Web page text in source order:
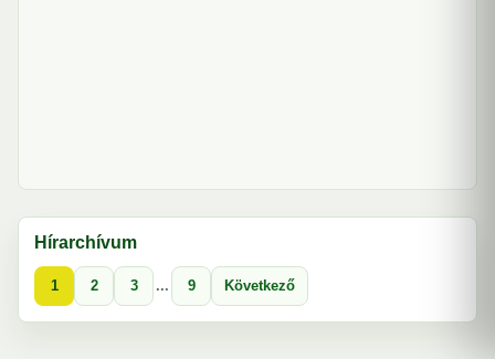
Hírarchívum
1 2 3 ... 9 Következő